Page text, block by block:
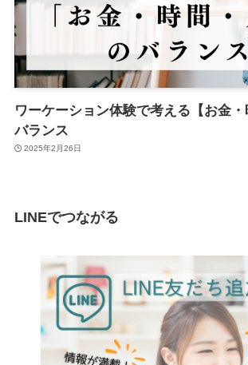
ワーケーション体験で考える【お金
バランス
2025年2月26日
LINEでつながる